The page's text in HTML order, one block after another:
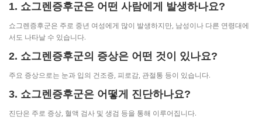
1. 쇼그렌증후군은 어떤 사람에게 발생하나요?
쇼그렌증후군은 주로 중년 여성에게 많이 발생하지만, 남성이나 다른 연령대에
서도 나타날 수 있습니다.
2. 쇼그렌증후군의 증상은 어떤 것이 있나요?
주요 증상으로는 눈과 입의 건조증, 피로감, 관절통 등이 있습니다.
3. 쇼그렌증후군은 어떻게 진단하나요?
진단은 주로 증상, 혈액 검사 및 생검 등을 통해 이루어집니다.